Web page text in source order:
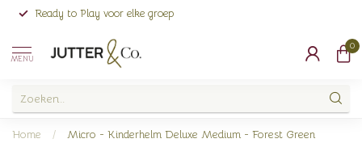
Ready to Play voor elke groep
MENU
0
Home / Micro - Kinderhelm Deluxe Medium - Forest Green